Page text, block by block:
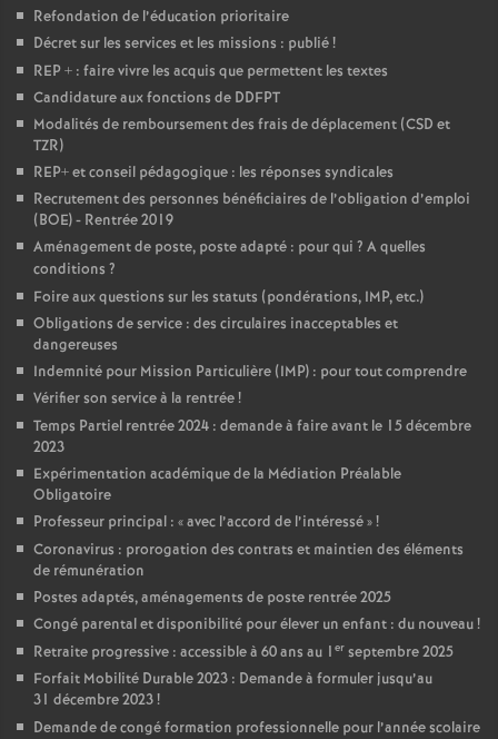
Refondation de l’éducation prioritaire
Décret sur les services et les missions : publié!
REP + : faire vivre les acquis que permettent les textes
Candidature aux fonctions de DDFPT
Modalités de remboursement des frais de déplacement (CSD et
TZR)
REP+ et conseil pédagogique : les réponses syndicales
Recrutement des personnes bénéficiaires de l’obligation d’emploi
(BOE) - Rentrée 2019
Aménagement de poste, poste adapté : pour qui ? A quelles
conditions ?
Foire aux questions sur les statuts (pondérations, IMP, etc.)
Obligations de service : des circulaires inacceptables et
dangereuses
Indemnité pour Mission Particulière (IMP) : pour tout comprendre
Vérifier son service à la rentrée!
Temps Partiel rentrée 2024 : demande à faire avant le 15 décembre
2023
Expérimentation académique de la Médiation Préalable
Obligatoire
Professeur principal : «avec l’accord de l’intéressé»!
Coronavirus : prorogation des contrats et maintien des éléments
de rémunération
Postes adaptés, aménagements de poste rentrée 2025
Congé parental et disponibilité pour élever un enfant : du nouveau!
Retraite progressive : accessible à 60 ans au 1 er septembre 2025
Forfait Mobilité Durable 2023 : Demande à formuler jusqu’au
31 décembre 2023!
Demande de congé formation professionnelle pour l’année scolaire